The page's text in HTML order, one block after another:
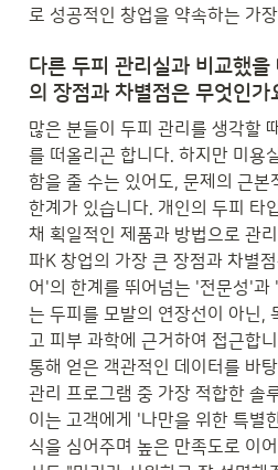
로 성공적인 창업을 약속하는 가
다른 두피 관리실과 비교했
의 장점과 차별점은 무엇인가
많은 분들이 두피 관리를 생각할
를 떠올리곤 합니다. 하지만 미용
함을 줄 수는 있어도, 문제의 근본
한계가 있습니다. 개인의 두피 타
채 획일적인 제품과 방법으로 관
파K 창업의 가장 큰 장점과 차별
어'의 한계를 뛰어넘는 '전문성'과
는 두피를 모발의 연장선이 아닌,
고 피부 과학에 근거하여 접근합
통해 얻은 객관적인 데이터를 바
관리 프로그램 중 가장 적합한 솔
이는 고객에게 '나만을 위한 특별
식을 심어주며 높은 만족도로 이